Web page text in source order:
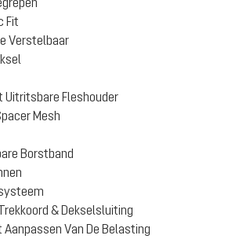
Fit
Verstelbaar
Uitritsbare Fleshouder
Mesh
Borstband
& Dekselsluiting
Aanpassen Van De Belasting